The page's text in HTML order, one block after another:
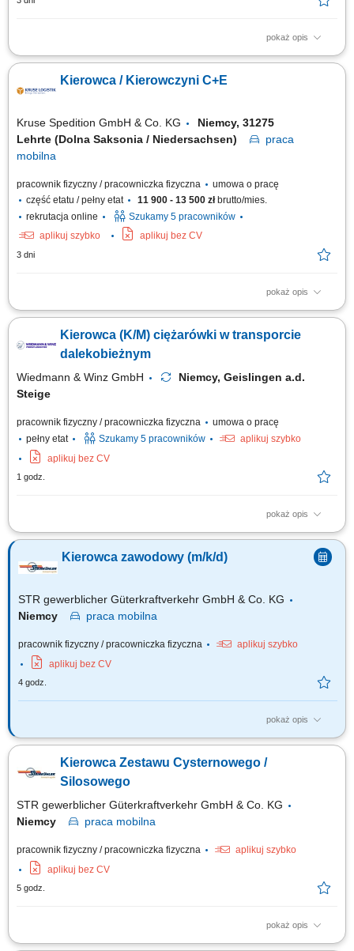
pokaż opis
KOGO POSZUKUJEMY? Kierowcy z mocnymi podstawami języka
świadectwo kwalifikacji zawodowej kierowcy (kod 95) na dystrybucje
żywności w systemie zmianowym w 31275 Lehrte / Niemcy w systemie
Kierowca / Kierowczyni C+E
Kruse Spedition GmbH & Co. KG
Niemcy, 31275
Lehrte (Dolna Saksonia / Niedersachsen)
praca
mobilna
pracownik fizyczny / pracowniczka fizyczna
umowa o pracę
część etatu / pełny etat
11 900 - 13 500 złbrutto/mies.
rekrutacja online
Szukamy 5 pracowników
aplikuj szybko
aplikuj bez CV
3 dni
pokaż opis
Zadania Realizowanie przewozów dystrybucyjnych artykułów
naczepami lub przyczepami w wybranym trybie pracy: rotacyjnym 2:1
bądź w pełnym wymiarze godzin. Prowadzenie zestawów drogowych typu
Kierowca (K/M) ciężarówki w transporcie
dalekobieżnym
Wiedmann & Winz GmbH
Niemcy, Geislingen a.d.
Steige
pracownik fizyczny / pracowniczka fizyczna
umowa o pracę
pełny etat
Szukamy 5 pracowników
aplikuj szybko
aplikuj bez CV
1 godz.
pokaż opis
Opis stanowiska: Transport towarów i ładunków w ruchu dalekobieżnym;
obchodzenie się z pojazdem i ładunkiem; Kontrola i przestrzeganie
przepisów prawnych oraz standardów jakości; Ostrożne obchodzenie się
Kierowca zawodowy (m/k/d)
STR gewerblicher Güterkraftverkehr GmbH & Co. KG
Niemcy
praca mobilna
pracownik fizyczny / pracowniczka fizyczna
aplikuj szybko
aplikuj bez CV
4 godz.
pokaż opis
Twoje obowiązki Przeprowadzanie załadunku i rozładunku;
(silos/cysterna) Utrzymanie pojazdu wewnątrz i na zewnątrz;
Kierowca Zestawu Cysternowego /
Silosowego
STR gewerblicher Güterkraftverkehr GmbH & Co. KG
Niemcy
praca mobilna
pracownik fizyczny / pracowniczka fizyczna
aplikuj szybko
aplikuj bez CV
5 godz.
pokaż opis
Opis stanowiska: Realizacja zadań związanych z transportem towarów w